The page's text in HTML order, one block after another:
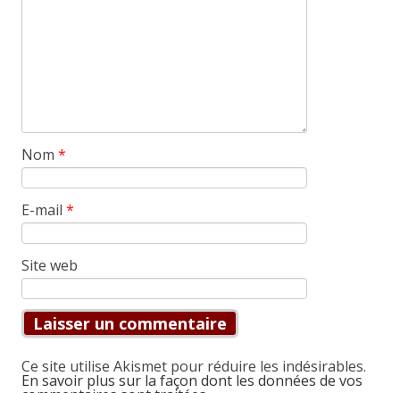
Nom *
E-mail *
Site web
Ce site utilise Akismet pour réduire les indésirables.
En savoir plus sur la façon dont les données de vos